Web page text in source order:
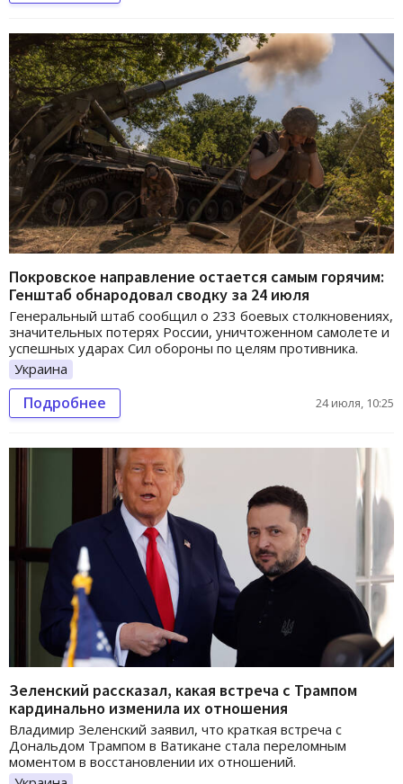
Покровское направление остается самым горячим:
Генштаб обнародовал сводку за 24 июля
Генеральный штаб сообщил о 233 боевых столкновениях,
значительных потерях России, уничтоженном самолете и
успешных ударах Сил обороны по целям противника.
Украина
Подробнее 24 июля, 10:25
Зеленский рассказал, какая встреча с Трампом
кардинально изменила их отношения
Владимир Зеленский заявил, что краткая встреча с
Дональдом Трампом в Ватикане стала переломным
моментом в восстановлении их отношений.